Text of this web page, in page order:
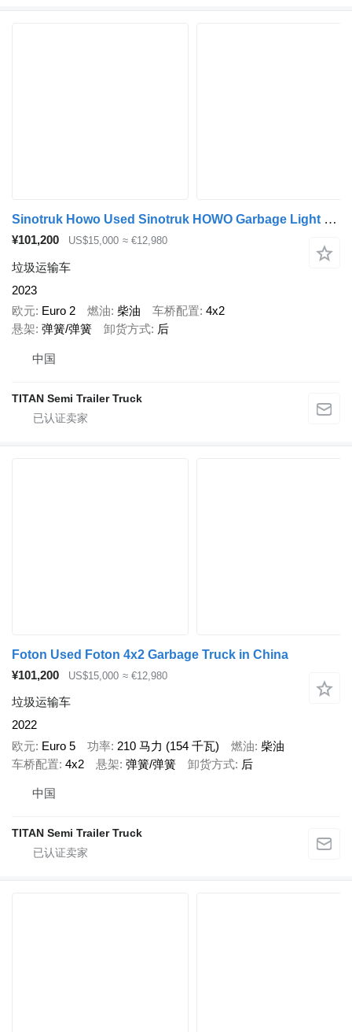
Sinotruk Howo Used Sinotruk HOWO Garbage Light Truck for Sale in Zambia
¥101,200 US$15,000 ≈ €12,980
垃圾运输车
2023
欧元 Euro 2 燃油 柴油 车桥配置 4x2
悬架 弹簧/弹簧 卸货方式 后
中国
TITAN Semi Trailer Truck
Foton Used Foton 4x2 Garbage Truck in China
¥101,200
US$15,000 ≈ €12,980
垃圾运输车
2022
欧元 Euro 5 功率 210 马力 (154 千瓦) 燃油 柴油
车桥配置 4x2 悬架 弹簧/弹簧 卸货方式 后
中国
TITAN Semi Trailer Truck